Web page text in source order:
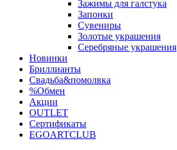
Зажимы для галстука
Запонки
Сувениры
Золотые украшения
Серебряные украшения
Новинки
Бриллианты
Свадьба&помолвка
%Обмен
Акции
OUTLET
Сертификаты
EGOARTCLUB